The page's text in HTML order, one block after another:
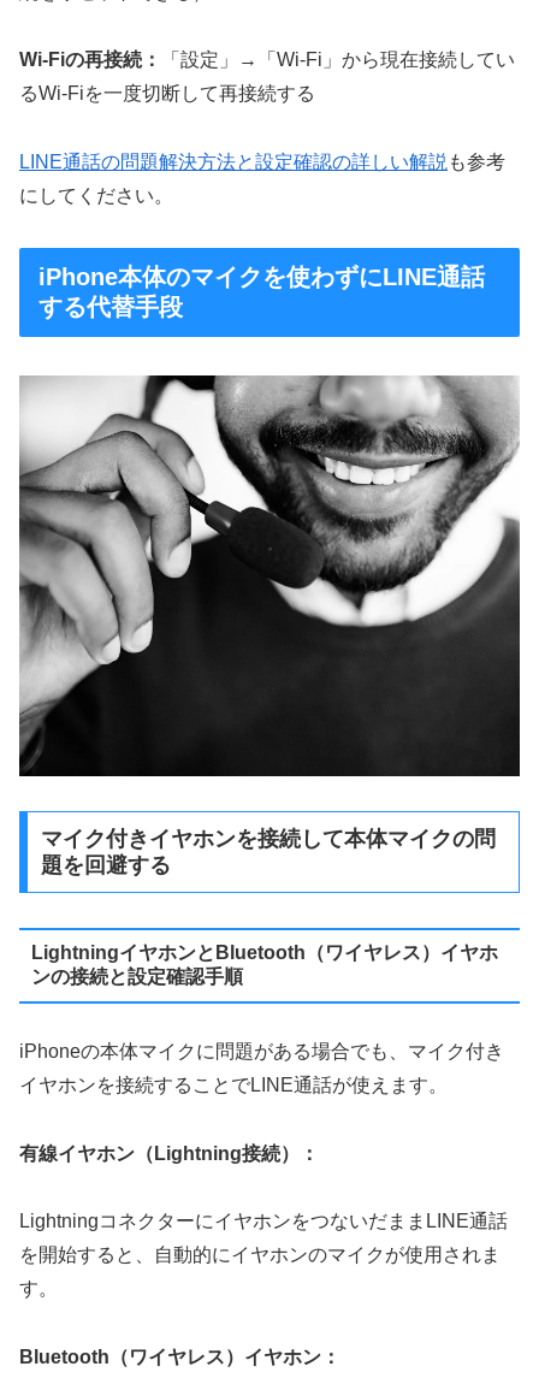
Wi-Fiの再接続：
「設定」→「Wi-Fi」から現在接続してい
るWi-Fiを一度切断して再接続する
LINE通話の問題解決方法と設定確認の詳しい解説 も参考
にしてください。
iPhone本体のマイクを使わずにLINE通話
する代替手段
マイク付きイヤホンを接続して本体マイクの問
題を回避する
LightningイヤホンとBluetooth（ワイヤレス）イヤホ
ンの接続と設定確認手順
iPhoneの本体マイクに問題がある場合でも、マイク付き
イヤホンを接続することでLINE通話が使えます。
有線イヤホン（Lightning接続）：
LightningコネクターにイヤホンをつないだままLINE通話
を開始すると、自動的にイヤホンのマイクが使用されま
す。
Bluetooth（ワイヤレス）イヤホン：